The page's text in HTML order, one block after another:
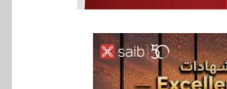
المشروعات الصغيرة والمتوسطة
اخبار